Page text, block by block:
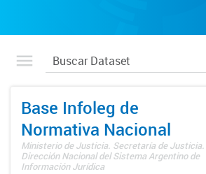
Base Infoleg de
Normativa Nacional
Ministerio de Justicia. Secretaría de Justicia.
Dirección Nacional del Sistema Argentino de
Información Jurídica